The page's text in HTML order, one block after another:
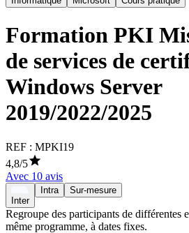
Formation PKI
de services de
Windows Server
2019/2022/2025
REF : MPKI19
4,8/5
Avec 10 avis
Inter
Intra Sur-mesure
Regroupe des participants de différentes
même programme, à dates fixes.